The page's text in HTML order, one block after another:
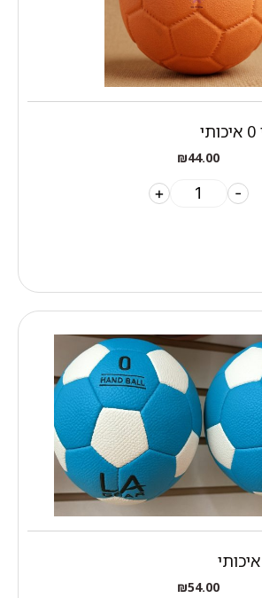
₪44.00
-
+
₪54.00